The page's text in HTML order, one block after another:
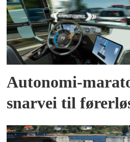
Autonomi-
snarvei til